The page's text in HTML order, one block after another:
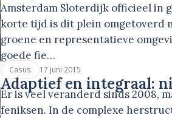
Amsterdam Sloterdijk officieel in
korte tijd is dit plein omgetoverd
groene en representatieve
goede fie…
Casus 17 juni 2015
Adaptief en integraal:
Er is veel veranderd sinds 2008,
feniksen. In de complexe